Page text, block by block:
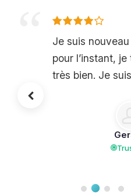
Je suis
pour l’instant,
très bien. Je